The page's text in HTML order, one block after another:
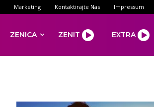
Marketing Kontaktirajte Nas Impressum
ZENICA ZENIT EXTRA